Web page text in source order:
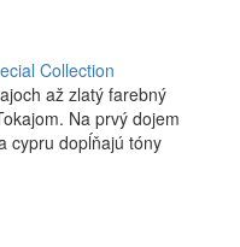
Collection
až zlatý farebný
Na prvý dojem
cypru dopĺňajú tóny